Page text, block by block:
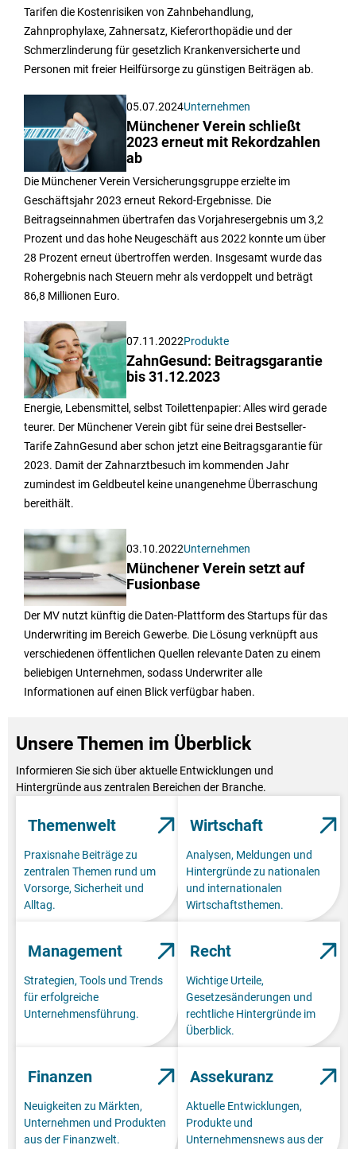
Tarifen die Kostenrisiken von Zahnbehandlung,
Zahnprophylaxe, Zahnersatz, Kieferorthopädie und der
Schmerzlinderung für gesetzlich Krankenversicherte und
Personen mit freier Heilfürsorge zu günstigen Beiträgen ab.
05.07.2024Unternehmen
Münchener Verein schließt
2023 erneut mit Rekordzahlen
ab
Die Münchener Verein Versicherungsgruppe erzielte im
Geschäftsjahr 2023 erneut Rekord-Ergebnisse. Die
Beitragseinnahmen übertrafen das Vorjahresergebnis um 3,2
Prozent und das hohe Neugeschäft aus 2022 konnte um über
28 Prozent erneut übertroffen werden. Insgesamt wurde das
Rohergebnis nach Steuern mehr als verdoppelt und beträgt
86,8 Millionen Euro.
07.11.2022Produkte
ZahnGesund: Beitragsgarantie
bis 31.12.2023
Energie, Lebensmittel, selbst Toilettenpapier: Alles wird gerade
teurer. Der Münchener Verein gibt für seine drei Bestseller-
Tarife ZahnGesund aber schon jetzt eine Beitragsgarantie für
2023. Damit der Zahnarztbesuch im kommenden Jahr
zumindest im Geldbeutel keine unangenehme Überraschung
bereithält.
03.10.2022Unternehmen
Münchener Verein setzt auf
Fusionbase
Der MV nutzt künftig die Daten-Plattform des Startups für das
Underwriting im Bereich Gewerbe. Die Lösung verknüpft aus
verschiedenen öffentlichen Quellen relevante Daten zu einem
beliebigen Unternehmen, sodass Underwriter alle
Informationen auf einen Blick verfügbar haben.
Unsere Themen im Überblick
Informieren Sie sich über aktuelle Entwicklungen und
Hintergründe aus zentralen Bereichen der Branche.
Themenwelt
Praxisnahe Beiträge zu
zentralen Themen rund um
Vorsorge, Sicherheit und
Alltag.
Wirtschaft
Analysen, Meldungen und
Hintergründe zu nationalen
und internationalen
Wirtschaftsthemen.
Management
Strategien, Tools und Trends
für erfolgreiche
Unternehmensführung.
Recht
Wichtige Urteile,
Gesetzesänderungen und
rechtliche Hintergründe im
Überblick.
Finanzen
Neuigkeiten zu Märkten,
Unternehmen und Produkten
aus der Finanzwelt.
Assekuranz
Aktuelle Entwicklungen,
Produkte und
Unternehmensnews aus der